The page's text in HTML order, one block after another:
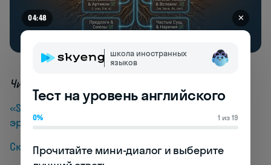
Читайте также:
«SMS-сокращения 4U»: Популярные акронимы
эры текстовых сообщений
Сколько слов в английском
04:42 ✕
школа иностранных
языков
Тест на уровень английского
0% 1 из 19
Прочитайте мини-диалог и выберите